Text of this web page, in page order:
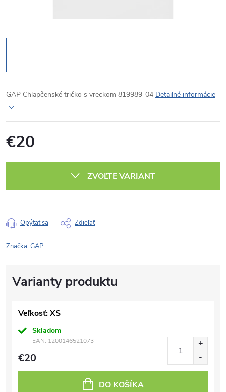
GAP Chlapčenské tričko s vreckom 819989-04 Detailné informácie
€20
ZVOĽTE VARIANT
Opýtať sa Zdieľať
Značka:GAP
Veľkosť: XS
Skladom
EAN: 1200146521073
€20
DO KOŠÍKA